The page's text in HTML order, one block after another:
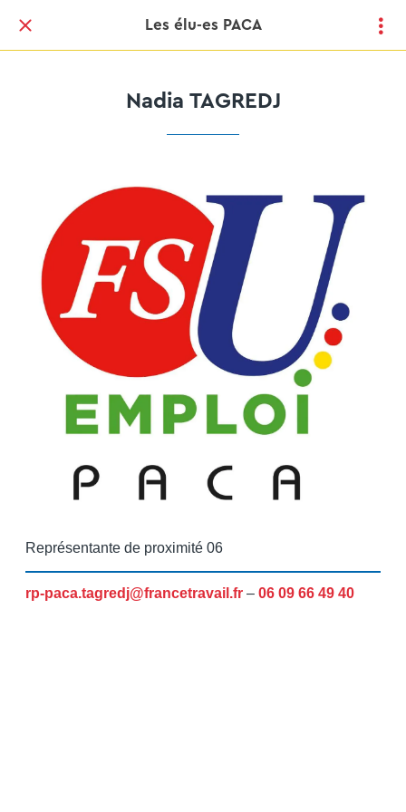
Les élu-es PACA
Nadia TAGREDJ
Représentante de proximité 06
rp-paca.tagredj@francetravail.fr – 06 09 66 49 40